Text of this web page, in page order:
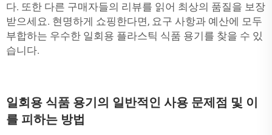
다. 또한 다른 구매자들의 리뷰를 읽어 최상의 품질을 보장
받으세요. 현명하게 쇼핑한다면, 요구 사항과 예산에 모두
부합하는 우수한 일회용 플라스틱 식품 용기를 찾을 수 있
습니다.
일회용 식품 용기의 일반적인 사용 문제점 및 이
를 피하는 방법